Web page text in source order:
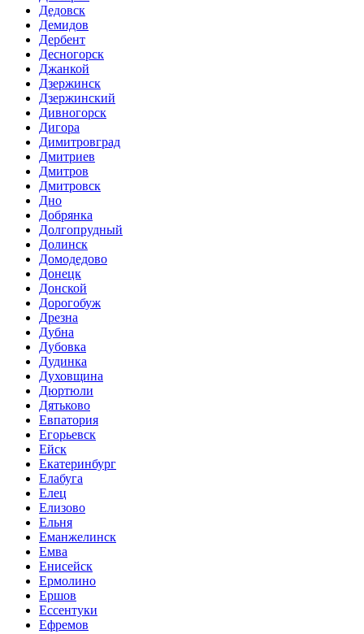
Дедовск
Демидов
Дербент
Десногорск
Джанкой
Дзержинск
Дзержинский
Дивногорск
Дигора
Димитровград
Дмитриев
Дмитров
Дмитровск
Дно
Добрянка
Долгопрудный
Долинск
Домодедово
Донецк
Донской
Дорогобуж
Дрезна
Дубна
Дубовка
Дудинка
Духовщина
Дюртюли
Дятьково
Евпатория
Егорьевск
Ейск
Екатеринбург
Елабуга
Елец
Елизово
Ельня
Еманжелинск
Емва
Енисейск
Ермолино
Ершов
Ессентуки
Ефремов